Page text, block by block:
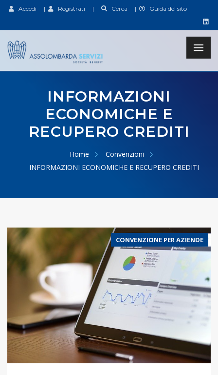
Accedi | Registrati | Cerca | Guida del sito
INFORMAZIONI
ECONOMICHE E
RECUPERO CREDITI
Home
Convenzioni
INFORMAZIONI ECONOMICHE E RECUPERO CREDITI
CONVENZIONE PER AZIENDE